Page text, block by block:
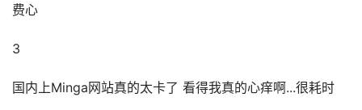
费心
3
国内上Minga网站真的太卡了 看得我真的心痒啊...很耗时